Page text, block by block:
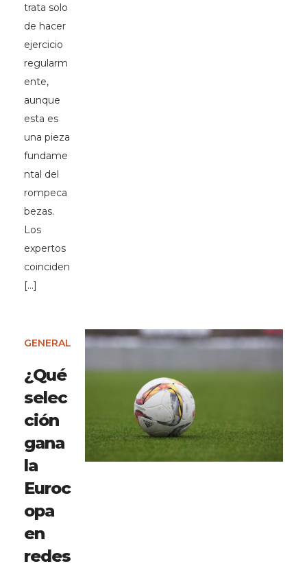
trata solo
de hacer
ejercicio
regularm
ente,
aunque
esta es
una pieza
fundame
ntal del
rompeca
bezas.
Los
expertos
coinciden
[…]
GENERAL
¿Qué
selec
ción
gana
la
Euroc
opa
en
redes